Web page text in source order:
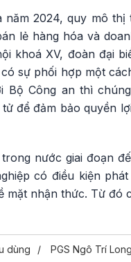
2024, quy mô
lẻ hàng hóa và
khoá XV, đoàn đại
sự phối hợp một
Bộ Công an thì
để đảm bảo quyền
nước giai đoạn
có điều kiện
mặt nhận thức. Từ
dùng PGS Ngô Trí Long